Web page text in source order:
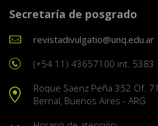
Secretaría de posgrado
revistadivulgatio@unq.edu.ar
(+54 11) 43657100 int. 5383
Roque Saenz Peña 352 Of. 71
Bernal, Buenos Aires - ARG